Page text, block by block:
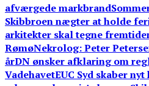
afværgede markbrand
Skibbroen nægter at holde
arkitekter skal tegne
RømøNekrolog: Peter
årDN ønsker afklaring om
VadehavetEUC Syd skaber